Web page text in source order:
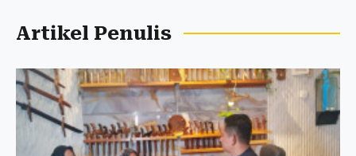
Artikel Penulis